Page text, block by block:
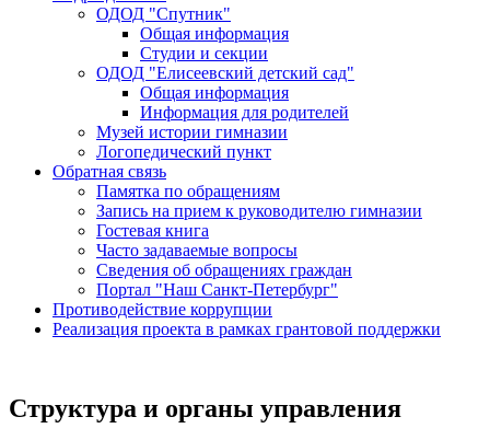
ОДОД "Спутник"
Общая информация
Студии и секции
ОДОД "Елисеевский детский сад"
Общая информация
Информация для родителей
Музей истории гимназии
Логопедический пункт
Обратная связь
Памятка по обращениям
Запись на прием к руководителю гимназии
Гостевая книга
Часто задаваемые вопросы
Сведения об обращениях граждан
Портал "Наш Санкт-Петербург"
Противодействие коррупции
Реализация проекта в рамках грантовой поддержки
Структура и органы управления